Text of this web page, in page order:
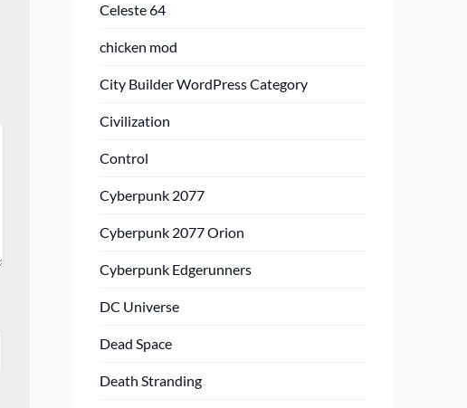
Celeste 64
chicken mod
City Builder WordPress Category
Civilization
Control
Cyberpunk 2077
Cyberpunk 2077 Orion
Cyberpunk Edgerunners
DC Universe
Dead Space
Death Stranding